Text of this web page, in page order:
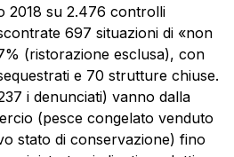
2018 su 2.476 controlli
697 situazioni di «non
(ristorazione esclusa), con
e 70 strutture chiuse.
i denunciati) vanno dalla
(pesce congelato venduto
stato di conservazione) fino